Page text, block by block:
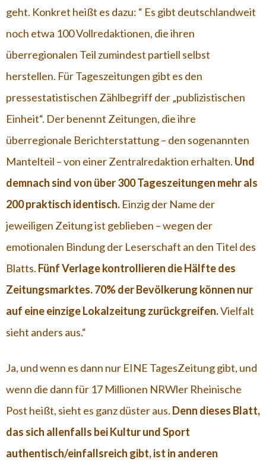
geht. Konkret heißt es dazu: “ Es gibt deutschlandweit
noch etwa 100 Vollredaktionen, die ihren
überregionalen Teil zumindest partiell selbst
herstellen. Für Tageszeitungen gibt es den
pressestatistischen Zählbegriff der „publizistischen
Einheit“. Der benennt Zeitungen, die ihre
überregionale Berichterstattung – den sogenannten
Mantelteil – von einer Zentralredaktion erhalten. Und
demnach sind von über 300 Tageszeitungen mehr als
200 praktisch identisch. Einzig der Name der
jeweiligen Zeitung ist geblieben – wegen der
emotionalen Bindung der Leserschaft an den Titel des
Blatts. Fünf Verlage kontrollieren die Hälfte des
Zeitungsmarktes. 70% der Bevölkerung können nur
auf eine einzige Lokalzeitung zurückgreifen.Vielfalt
sieht anders aus.“
Ja, und wenn es dann nur EINE TagesZeitung gibt, und
wenn die dann für 17 Millionen NRWler Rheinische
Post heißt, sieht es ganz düster aus. Denn dieses Blatt,
das sich allenfalls bei Kultur und Sport
authentisch/einfallsreich gibt, ist in anderen